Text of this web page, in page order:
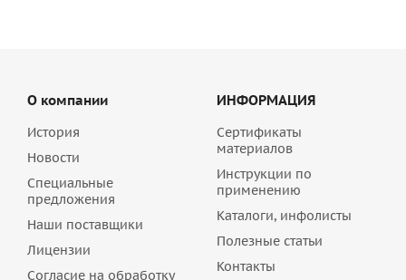
О компании
История
Новости
Специальные
предложения
Наши поставщики
Лицензии
Согласие на обработку
ИНФОРМАЦИЯ
Сертификаты
материалов
Инструкции по
применению
Каталоги, инфолисты
Полезные статьи
Контакты